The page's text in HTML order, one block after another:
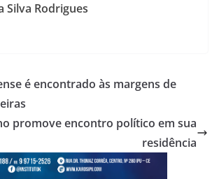
Silva Rodrigues
é encontrado às margens de
promove encontro político em sua
residência